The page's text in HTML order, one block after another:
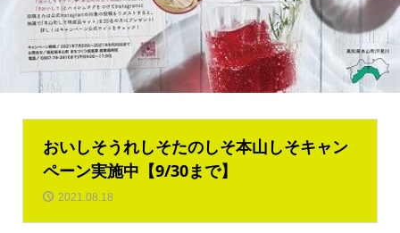
おいしそうれしそたのしそ本山しそキャン
ペーン実施中【9/30まで】
2021.08.18